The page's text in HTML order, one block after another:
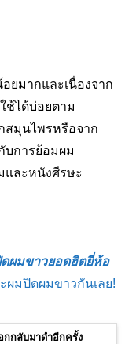
ยมากและเนื่องจาก
ช้ได้บ่อยตาม
สมุนไพรหรือจาก
บการย้อมผม
และหนังศีรษะ
ผมขาวยอดฮิตยี่ห้อ
ผมปิดผมขาวกันเลย!
กกลับมาดำอีกครั้ง